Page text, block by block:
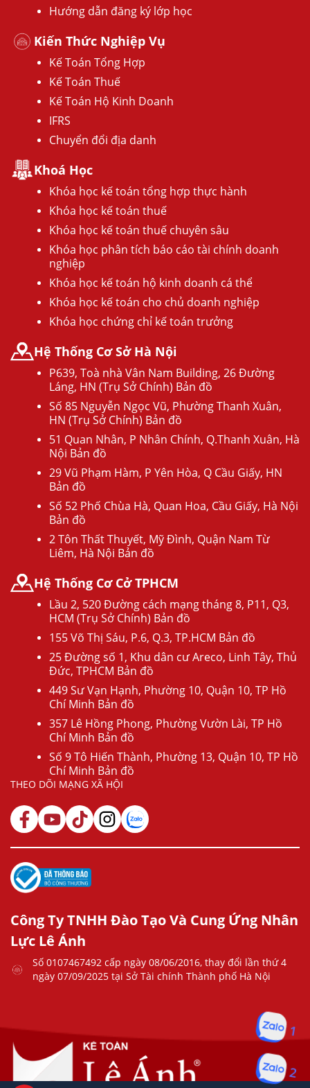
Hướng dẫn đăng ký lớp học
Kiến Thức Nghiệp Vụ
Kế Toán Tổng Hợp
Kế Toán Thuế
Kế Toán Hộ Kinh Doanh
IFRS
Chuyển đổi địa danh
Khoá Học
Khóa học kế toán tổng hợp thực hành
Khóa học kế toán thuế
Khóa học kế toán thuế chuyên sâu
Khóa học phân tích báo cáo tài chính doanh
nghiệp
Khóa học kế toán hộ kinh doanh cá thể
Khóa học kế toán cho chủ doanh nghiệp
Khóa học chứng chỉ kế toán trưởng
Hệ Thống Cơ Sở Hà Nội
P639, Toà nhà Vân Nam Building, 26 Đường
Láng, HN (Trụ Sở Chính) Bản đồ
Số 85 Nguyễn Ngọc Vũ, Phường Thanh Xuân,
HN (Trụ Sở Chính) Bản đồ
51 Quan Nhân, P Nhân Chính, Q.Thanh Xuân, Hà
Nội Bản đồ
29 Vũ Phạm Hàm, P Yên Hòa, Q Cầu Giấy, HN
Bản đồ
Số 52 Phố Chùa Hà, Quan Hoa, Cầu Giấy, Hà Nội
Bản đồ
2 Tôn Thất Thuyết, Mỹ Đình, Quận Nam Từ
Liêm, Hà Nội Bản đồ
Hệ Thống Cơ Cở TPHCM
Lầu 2, 520 Đường cách mạng tháng 8, P11, Q3,
HCM (Trụ Sở Chính) Bản đồ
155 Võ Thị Sáu, P.6, Q.3, TP.HCM Bản đồ
25 Đường số 1, Khu dân cư Areco, Linh Tây, Thủ
Đức, TPHCM Bản đồ
449 Sư Vạn Hạnh, Phường 10, Quận 10, TP Hồ
Chí Minh Bản đồ
357 Lê Hồng Phong, Phường Vườn Lài, TP Hồ
Chí Minh Bản đồ
Số 9 Tô Hiến Thành, Phường 13, Quận 10, TP Hồ
Chí Minh Bản đồ
THEO DÕI MẠNG XÃ HỘI
Công Ty TNHH Đào Tạo Và Cung Ứng Nhân
Lực Lê Ánh
Số 0107467492 cấp ngày 08/06/2016, thay đổi lần thứ 4
ngày 07/09/2025 tại Sở Tài chính Thành phố Hà Nội
1
2